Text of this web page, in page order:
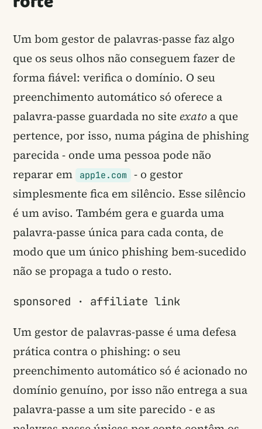
Um bom gestor de palavras-passe faz algo
que os seus olhos não conseguem fazer de
forma fiável: verifica o domínio. O seu
preenchimento automático só oferece a
palavra-passe guardada no site exato a que
pertence, por isso, numa página de phishing
parecida - onde uma pessoa pode não
reparar em
app1e.com
- o gestor
simplesmente fica em silêncio. Esse silêncio
é um aviso. Também gera e guarda uma
palavra-passe única para cada conta, de
modo que um único phishing bem-sucedido
não se propaga a tudo o resto.
sponsored · affiliate link
Um gestor de palavras-passe é uma defesa
prática contra o phishing: o seu
preenchimento automático só é acionado no
domínio genuíno, por isso não entrega a sua
palavra-passe a um site parecido - e as